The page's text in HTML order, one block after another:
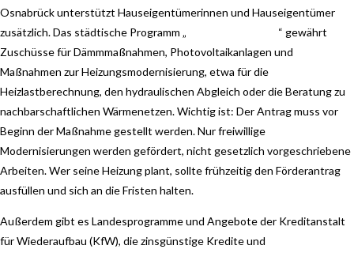
Osnabrück unterstützt Hauseigentümerinnen und Hauseigentümer
zusätzlich. Das städtische Programm „
“ gewährt
Zuschüsse für Dämmmaßnahmen, Photovoltaikanlagen und
Maßnahmen zur Heizungsmodernisierung, etwa für die
Heizlastberechnung, den hydraulischen Abgleich oder die Beratung zu
nachbarschaftlichen Wärmenetzen. Wichtig ist: Der Antrag muss vor
Beginn der Maßnahme gestellt werden. Nur freiwillige
Modernisierungen werden gefördert, nicht gesetzlich vorgeschriebene
Arbeiten. Wer seine Heizung plant, sollte frühzeitig den Förderantrag
ausfüllen und sich an die Fristen halten.
Außerdem gibt es Landesprogramme und Angebote der Kreditanstalt
für Wiederaufbau (KfW), die zinsgünstige Kredite und